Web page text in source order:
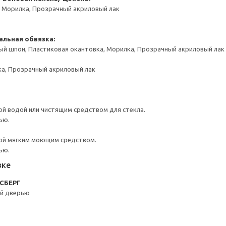
Прозрачный акриловый лак
обвязка:
шпон, Пластиковая окантовка, Морилка, Прозрачный акриловый лак
Прозрачный акриловый лак
водой или чистящим средством для стекла.
мягким моющим средством.
дверью